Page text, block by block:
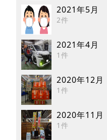
2021年5月
2件
2021年4月
1件
2020年12月
1件
2020年11月
1件